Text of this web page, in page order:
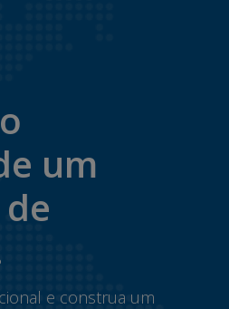
um
e construa um